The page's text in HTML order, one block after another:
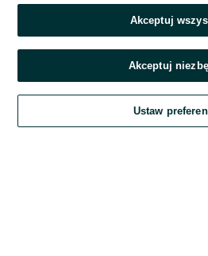
Nie pamiętasz hasła?
Zaloguj
Kontynuując za pośrednictwem jednego z
Regulamin serwisu OLX.pl w
Akceptuj
Akceptuj
Ustaw